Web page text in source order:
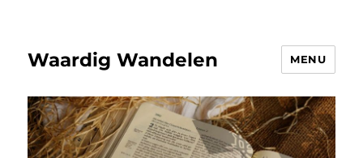
Waardig Wandelen MENU